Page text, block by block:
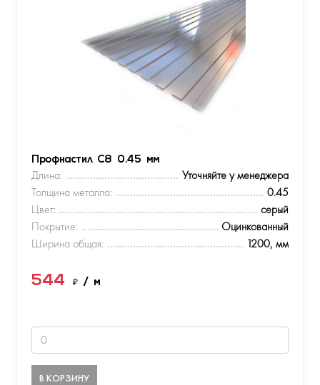
Профнастил С8 0.45 мм
Длина:
Уточняйте у менеджера
Толщина металла:
0.45
Цвет:
серый
Покрытие:
Оцинкованный
Ширина общая:
1200, мм
544 ₽ / м
В КОРЗИНУ